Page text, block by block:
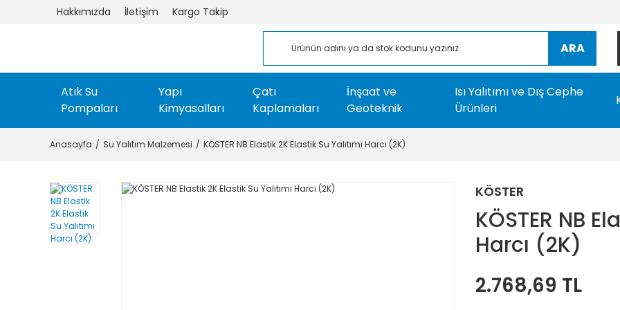
Hakkımızda İletişim Kargo Takip
ARA
Atık Su
Pompaları
Yapı
Kimyasalları
Çatı
Kaplamaları
İnşaat ve
Geoteknik
Isı Yalıtımı ve Dış Cephe
Ürünleri
Anasayfa Su Yalıtım Malzemesi KÖSTER NB Elastik 2K Elastik Su Yalıtımı Harcı (2K)
KÖSTER
KÖSTER NB
Harcı (2K)
2.768,69 TL